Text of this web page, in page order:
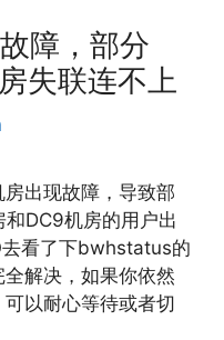
障，部分
失联连不上
出现故障，导致部
DC9机房的用户出
看了下bwhstatus的
解决，如果你依然
以耐心等待或者切